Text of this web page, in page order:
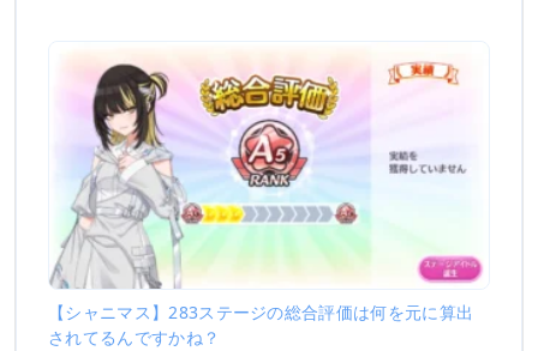
【シャニマス】283ステージの総合評価は何を元に算出
されてるんですかね？